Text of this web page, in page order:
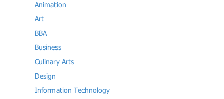
Animation
Art
BBA
Business
Culinary Arts
Design
Information Technology